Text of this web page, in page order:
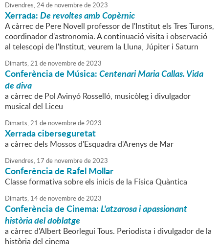
Divendres,24de novembrede2023
Xerrada:De revoltes amb Copèrnic
A càrrec de Pere Novell professor de l'Institut els Tres Turons,
coordinador d'astronomia. A continuació visita i observació
al telescopi de l'Institut, veurem la Lluna, Júpiter i Saturn
Dimarts,21 de novembrede2023
Conferència de Música:Centenari Maria Callas. Vida
de diva
a càrrec de Pol Avinyó Rosselló, musicòleg i divulgador
musical del Liceu
Dimarts,21 de novembrede2023
Xerrada ciberseguretat
a càrrec dels Mossos d'Esquadra d'Arenys de Mar
Divendres, 17 de novembrede2023
Conferència de Rafel Mollar
Classe formativa sobre els inicis de la Física Quàntica
Dimarts, 14de novembrede2023
Conferència de Cinema:L'atzarosa i apassionant
història del doblatge
a càrrec d'Albert Beorlegui Tous. Periodista i divulgador de la
història del cinema